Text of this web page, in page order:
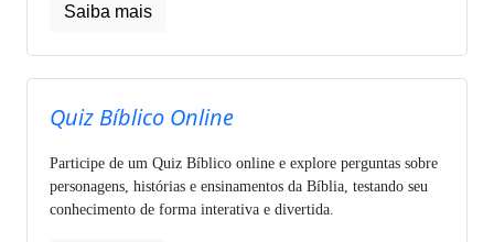
Saiba mais
Quiz Bíblico Online
Participe de um Quiz Bíblico online e explore perguntas sobre
personagens, histórias e ensinamentos da Bíblia, testando seu
conhecimento de forma interativa e divertida.